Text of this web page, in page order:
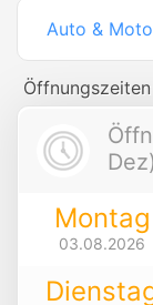
Auto &
Öffnungszeiten
Dez)
Montag
03.08.2026